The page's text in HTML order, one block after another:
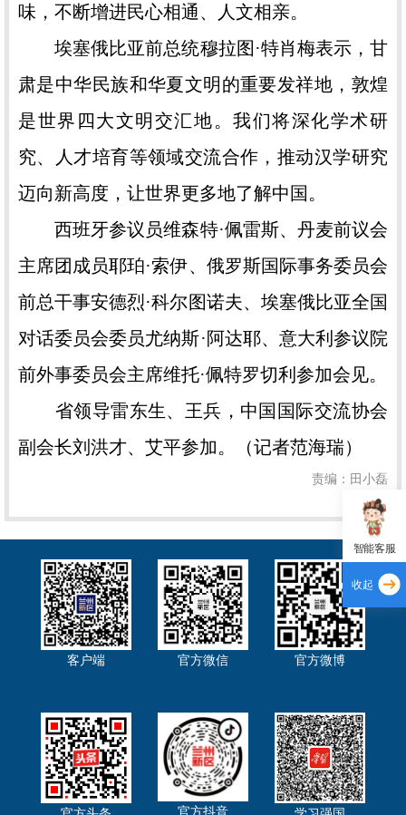
味，不断增进民心相通、人文相亲。
埃塞俄比亚前总统穆拉图·特肖梅表示，甘
肃是中华民族和华夏文明的重要发祥地，敦煌
是世界四大文明交汇地。我们将深化学术研
究、人才培育等领域交流合作，推动汉学研究
迈向新高度，让世界更多地了解中国。
西班牙参议员维森特·佩雷斯、丹麦前议会
主席团成员耶珀·索伊、俄罗斯国际事务委员会
前总干事安德烈·科尔图诺夫、埃塞俄比亚全国
对话委员会委员尤纳斯·阿达耶、意大利参议院
前外事委员会主席维托·佩特罗切利参加会见。
省领导雷东生、王兵，中国国际交流协会
副会长刘洪才、艾平参加。（记者范海瑞）
责编：田小磊
智能客服
收起
客户端 官方微信 官方微博
官方抖音